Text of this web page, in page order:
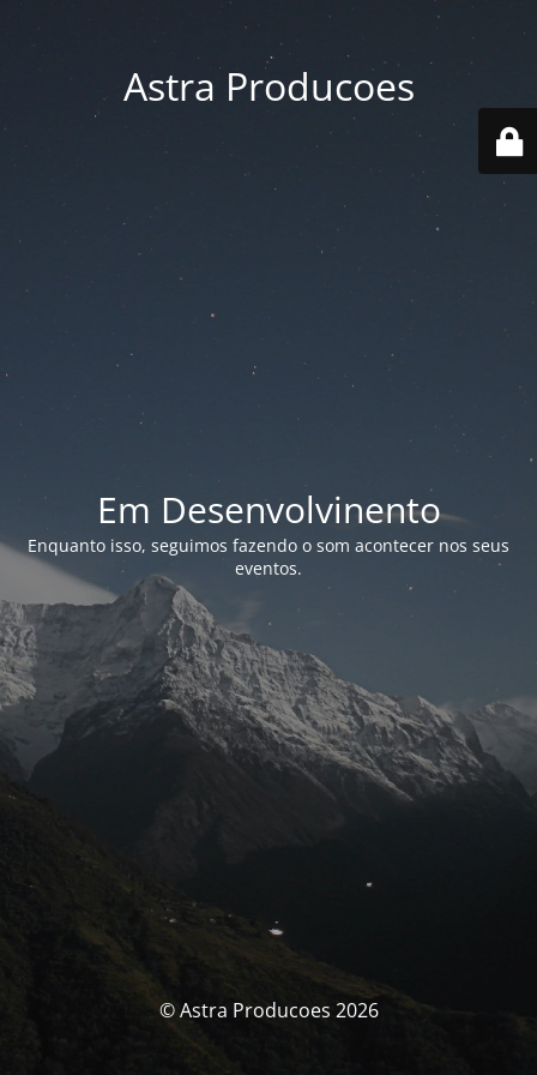
Astra Producoes
Em Desenvolvinento
Enquanto isso, seguimos fazendo o som acontecer nos seus
eventos.
© Astra Producoes 2026